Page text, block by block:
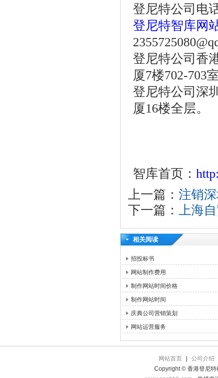
登尼特公司电
登尼特智库网
登尼特公司香
厦7楼702-703
登尼特公司深
厦16楼全层。
智库首页：
上一篇： 注销
下一篇： 上海
相关阅读
招投标书
网站制作费用
制作网站时间价格
制作网站时间
庆典公司营销策划
网站运营服务
网站首页
公司介绍
Copyright © 香港登尼特